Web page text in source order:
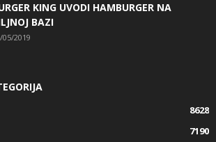
KING UVODI HAMBURGER NA
BAZI
05/2019
8628
7190